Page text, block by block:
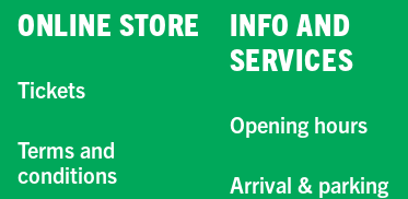
ONLINE STORE
Tickets
Terms and
conditions
INFO AND
SERVICES
Opening hours
Arrival & parking